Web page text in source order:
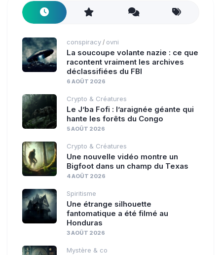
conspiracy / ovni
La soucoupe volante nazie : ce que
racontent vraiment les archives
déclassifiées du FBI
6 AOÛT 2026
Crypto & Créatures
Le J’ba Fofi : l’araignée géante qui
hante les forêts du Congo
5 AOÛT 2026
Crypto & Créatures
Une nouvelle vidéo montre un
Bigfoot dans un champ du Texas
4 AOÛT 2026
Spiritisme
Une étrange silhouette
fantomatique a été filmé au
Honduras
3 AOÛT 2026
Mystère & co